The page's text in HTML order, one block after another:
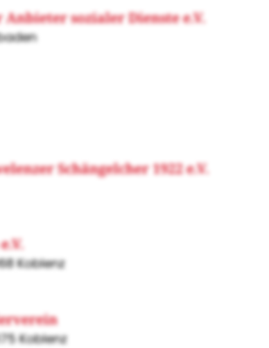
sozialer Dienste e.V.
Schängelcher 1922 e.V.
Koblenz
Koblenz